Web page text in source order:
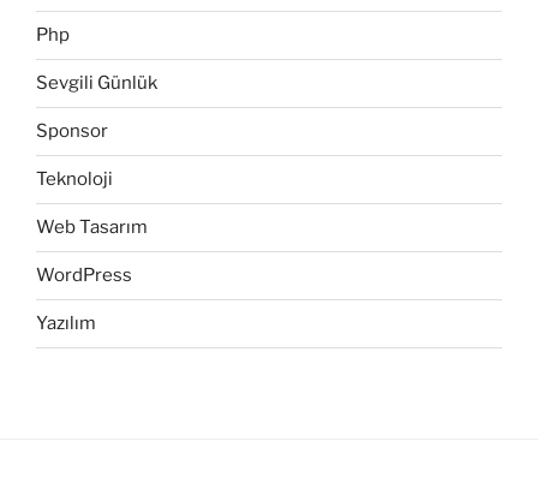
Php
Sevgili Günlük
Sponsor
Teknoloji
Web Tasarım
WordPress
Yazılım